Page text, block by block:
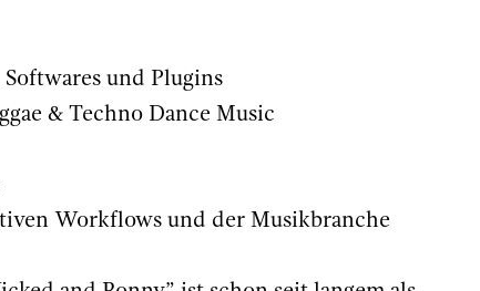
und Plugins
& Techno Dance Music
Workflows und der Musikbranche